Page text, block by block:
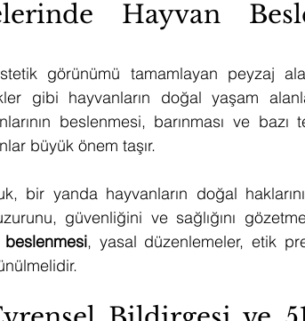
Hayvan
görünümü tamamlayan peyzaj
gibi hayvanların doğal yaşam
beslenmesi, barınması ve bazı
büyük önem taşır.
bir yanda hayvanların doğal
, yasal düzenlemeler, etik